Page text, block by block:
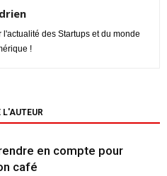
des Startups et du monde
!
L'AUTEUR
en compte pour
café